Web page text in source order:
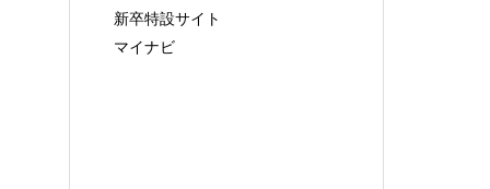
新卒特設サイト
マイナビ